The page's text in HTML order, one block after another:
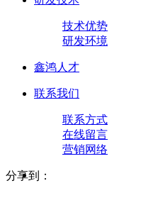
技术优势
研发环境
鑫鸿人才
联系我们
联系方式
在线留言
营销网络
分享到：